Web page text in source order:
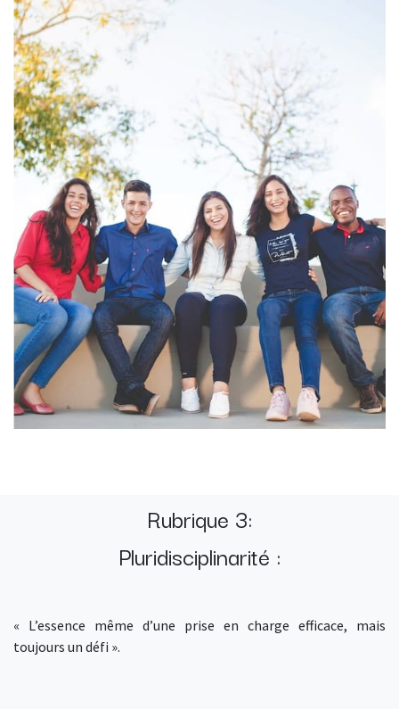
Rubrique 3:
Pluridisciplinarité :
« L’essence même d’une prise en charge efficace, mais
toujours un défi ».